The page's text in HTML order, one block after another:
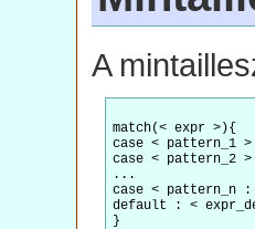
A
match(< expr >){
case < pattern_1
case < pattern_2
...
case < pattern_n :
default : <